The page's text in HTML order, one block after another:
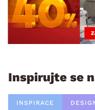
Inspirujte se
INSPIRACE